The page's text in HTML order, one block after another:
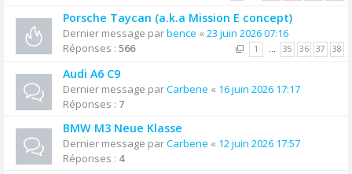
Porsche Taycan (a.k.a Mission E concept)
Dernier message parbence « 23 juin 2026 07:16
Réponses : 566 1 … 35 36 37 38
Audi A6 C9
Dernier message parCarbene « 16 juin 2026 17:17
Réponses : 7
BMW M3 Neue Klasse
Dernier message parCarbene « 12 juin 2026 17:57
Réponses : 4